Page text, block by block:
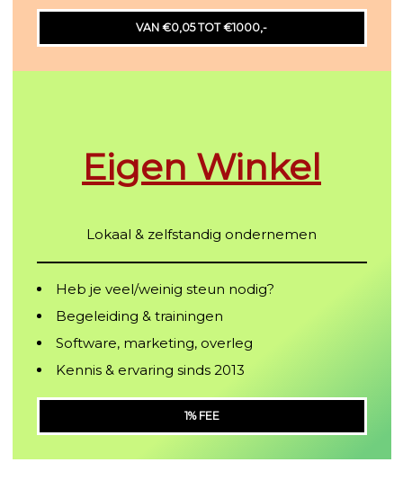
VAN €0,05 TOT €1000,-
Eigen Winkel
Lokaal & zelfstandig ondernemen
Heb je veel/weinig steun nodig?
Begeleiding & trainingen
Software, marketing, overleg
Kennis & ervaring sinds 2013
1% FEE